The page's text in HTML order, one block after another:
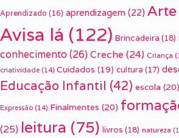
Aprendizado (16) aprendizagem (22) Arte
Avisa lá (122) Brincadeira (18)
conhecimento(26) Creche (24) Criança
criatividade (14) Cuidados (19) cultura (17)
Educação Infantil (42) escola (20)
Expressão (14) Finalmentes (20)
(25) leitura (75) livros (18) natureza